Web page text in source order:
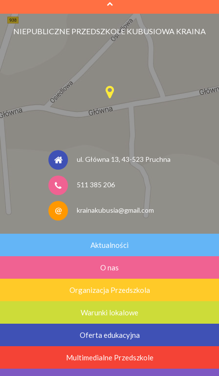
NIEPUBLICZNE PRZEDSZKOLE KUBUSIOWA KRAINA
ul. Główna 13, 43-523 Pruchna
511 385 206
krainakubusia@gmail.com
Aktualności
O nas
Organizacja Przedszkola
Warunki lokalowe
Oferta edukacyjna
Multimedialne Przedszkole